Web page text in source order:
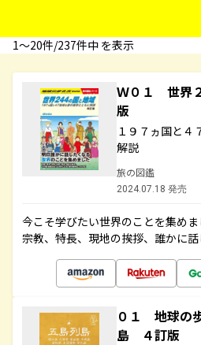
1〜20件/237件中 を表示
Ｗ０１ 世界
版
１９７ヵ国と４
解説
旅の図鑑
2024.07.18 発売
今こそ学びたい世界のことを集めま
宗教、特長、現地の挨拶、誰かに話
０１ 地球の
島 ４訂版